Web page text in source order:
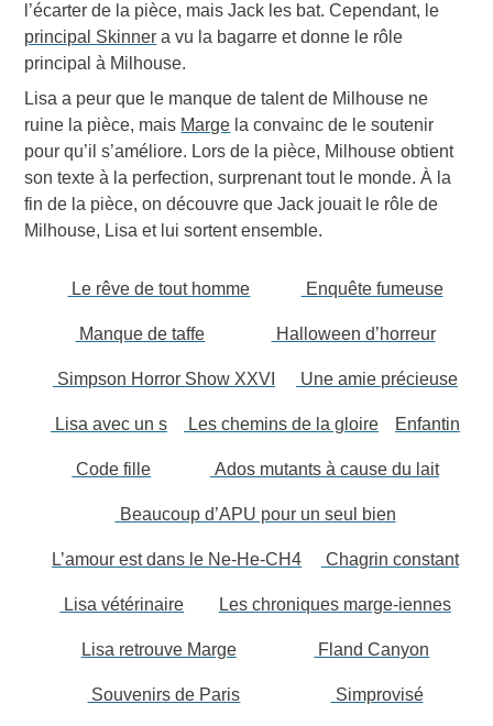
l’écarter de la pièce, mais Jack les bat. Cependant, le
principal Skinner a vu la bagarre et donne le rôle
principal à Milhouse.
Lisa a peur que le manque de talent de Milhouse ne
ruine la pièce, mais Marge la convainc de le soutenir
pour qu’il s’améliore. Lors de la pièce, Milhouse obtient
son texte à la perfection, surprenant tout le monde. À la
fin de la pièce, on découvre que Jack jouait le rôle de
Milhouse, Lisa et lui sortent ensemble.
Le rêve de tout homme Enquête fumeuse
Manque de taffe Halloween d’horreur
Simpson Horror Show XXVI Une amie précieuse
Lisa avec un s Les chemins de la gloire Enfantin
Code fille Ados mutants à cause du lait
Beaucoup d’APU pour un seul bien
L’amour est dans le Ne-He-CH4 Chagrin constant
Lisa vétérinaire Les chroniques marge-iennes
Lisa retrouve Marge Fland Canyon
Souvenirs de Paris Simprovisé